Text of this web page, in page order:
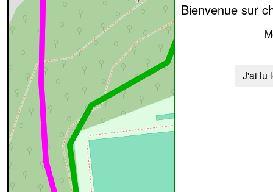
Bienvenue sur
J'ai lu